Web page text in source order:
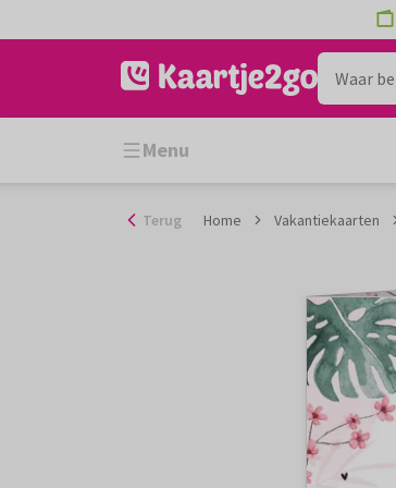
naar
Menu
Terug Home Vakantiekaarten